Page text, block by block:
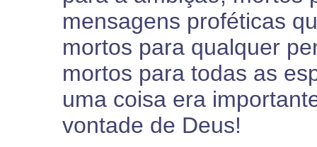
mensagens proféticas
mortos para qualquer
mortos para todas as
uma coisa era
vontade de Deus!